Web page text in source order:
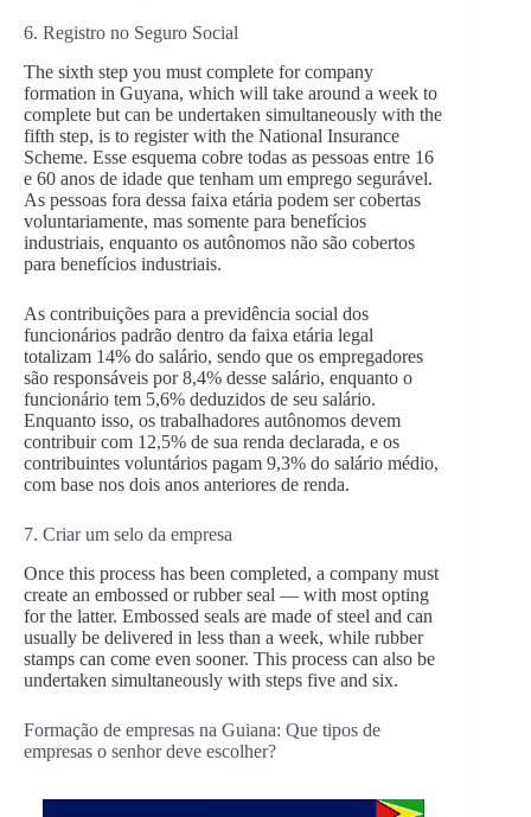
6. Registro no Seguro Social
The sixth step you must complete for company
formation in Guyana, which will take around a week to
complete but can be undertaken simultaneously with the
fifth step, is to register with the National Insurance
Scheme. Esse esquema cobre todas as pessoas entre 16
e 60 anos de idade que tenham um emprego segurável.
As pessoas fora dessa faixa etária podem ser cobertas
voluntariamente, mas somente para benefícios
industriais, enquanto os autônomos não são cobertos
para benefícios industriais.
As contribuições para a previdência social dos
funcionários padrão dentro da faixa etária legal
totalizam 14% do salário, sendo que os empregadores
são responsáveis por 8,4% desse salário, enquanto o
funcionário tem 5,6% deduzidos de seu salário.
Enquanto isso, os trabalhadores autônomos devem
contribuir com 12,5% de sua renda declarada, e os
contribuintes voluntários pagam 9,3% do salário médio,
com base nos dois anos anteriores de renda.
7. Criar um selo da empresa
Once this process has been completed, a company must
create an embossed or rubber seal — with most opting
for the latter. Embossed seals are made of steel and can
usually be delivered in less than a week, while rubber
stamps can come even sooner. This process can also be
undertaken simultaneously with steps five and six.
Formação de empresas na Guiana: Que tipos de
empresas o senhor deve escolher?